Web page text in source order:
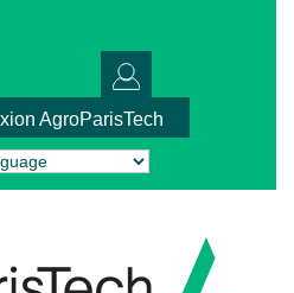
AgroParisTech
Translate